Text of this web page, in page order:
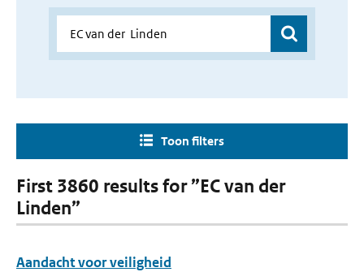
Toon filters
First 3860 results for ”EC van der
Linden”
Aandacht voor veiligheid